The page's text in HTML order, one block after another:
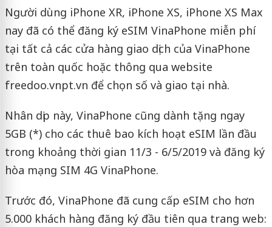
Người dùng iPhone XR, iPhone XS, iPhone XS Max
nay đã có thể đăng ký eSIM VinaPhone miễn phí
tại tất cả các cửa hàng giao dịch của VinaPhone
trên toàn quốc hoặc thông qua website
freedoo.vnpt.vn để chọn số và giao tại nhà.
Nhân dịp này, VinaPhone cũng dành tặng ngay
5GB (*) cho các thuê bao kích hoạt eSIM lần đầu
trong khoảng thời gian 11/3 - 6/5/2019 và đăng ký
hòa mạng SIM 4G VinaPhone.
Trước đó, VinaPhone đã cung cấp eSIM cho hơn
5.000 khách hàng đăng ký đầu tiên qua trang web: